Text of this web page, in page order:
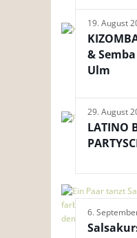
19. August
&
Ulm
29. August
LATINO
6.